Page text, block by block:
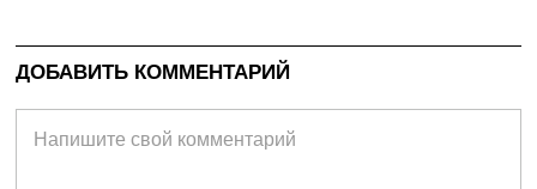
ДОБАВИТЬ КОММЕНТАРИЙ